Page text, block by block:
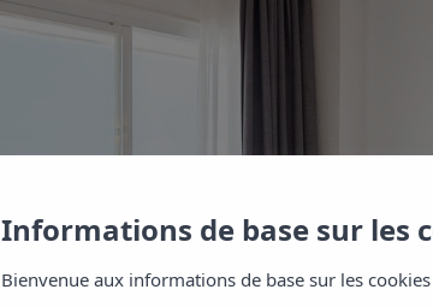
Informations de base sur les
Bienvenue aux informations de base sur les